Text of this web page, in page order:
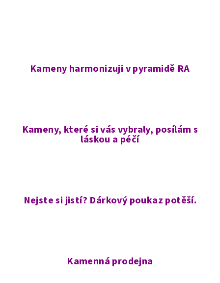
Kameny harmonizuji v pyramidě RA
Kameny, které si vás vybraly, posílám s
láskou a péčí
Nejste si jistí? Dárkový poukaz potěší.
Kamenná prodejna